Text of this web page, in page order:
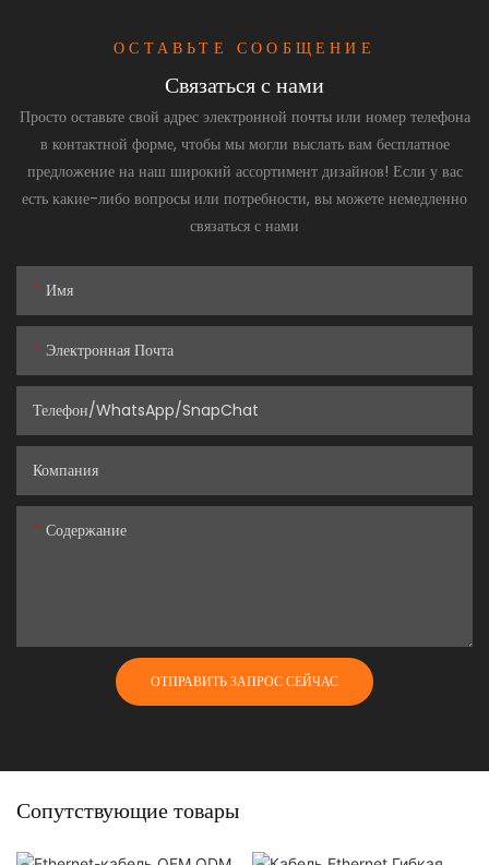
ОСТАВЬТЕ СООБЩЕНИЕ
Связаться с нами
Просто оставьте свой адрес электронной почты или номер телефона
в контактной форме, чтобы мы могли выслать вам бесплатное
предложение на наш широкий ассортимент дизайнов! Если у вас
есть какие-либо вопросы или потребности, вы можете немедленно
связаться с нами
Имя
Электронная Почта
Телефон/WhatsApp/SnapChat
Компания
Содержание
ОТПРАВИТЬ ЗАПРОС СЕЙЧАС
Сопутствующие товары